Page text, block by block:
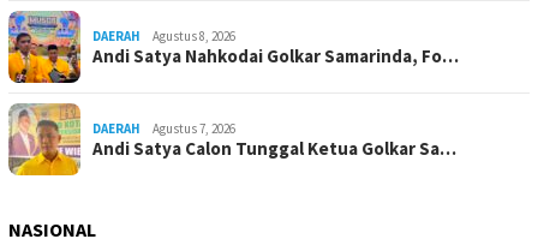
DAERAH Agustus 8, 2026
Andi Satya Nahkodai Golkar Samarinda, Fo…
DAERAH Agustus 7, 2026
Andi Satya Calon Tunggal Ketua Golkar Sa…
NASIONAL